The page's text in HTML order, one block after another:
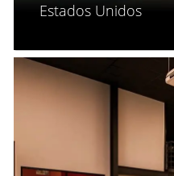
Estados Unidos